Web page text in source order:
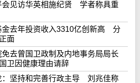
会见访华英相施纪贤 学者称具重
金去年投资收入3310亿创新高 分
面
去曾国卫政制及内地事务局局长
卫因健康理由请辞
：坚持和完善行政主导 刘兆佳称